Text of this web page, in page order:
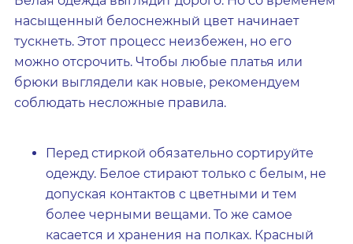
насыщенный белоснежный цвет начинает
тускнеть. Этот процесс неизбежен, но его
можно отсрочить. Чтобы любые платья или
брюки выглядели как новые, рекомендуем
соблюдать несложные правила.
Перед стиркой обязательно сортируйте
одежду. Белое стирают только с белым, не
допуская контактов с цветными и тем
более черными вещами. То же самое
касается и хранения на полках. Красный